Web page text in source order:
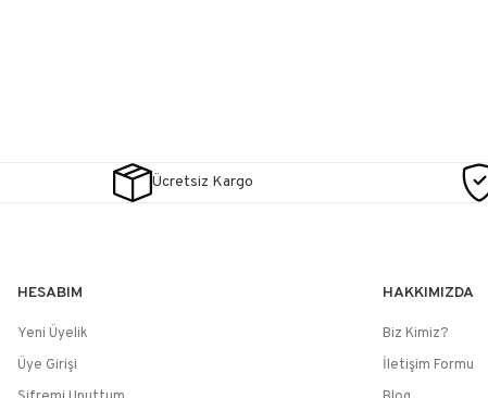
Ücretsiz Kargo
HESABIM
Yeni Üyelik
Üye Girişi
HAKKIMIZDA
Biz Kimiz?
İletişim Formu